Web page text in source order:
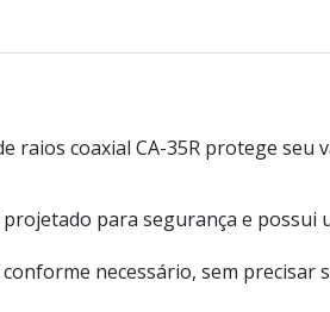
raios coaxial CA-35R protege
para segurança e possui
necessário, sem